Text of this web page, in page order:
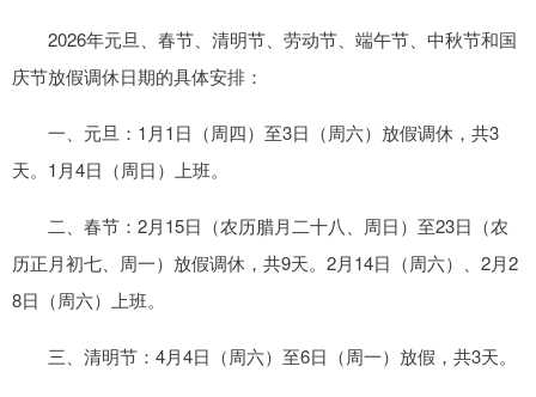
2026年元旦、春节、清明节、劳动节、端午节、中秋节和国
庆节放假调休日期的具体安排：
一、元旦：1月1日（周四）至3日（周六）放假调休，共3
天。1月4日（周日）上班。
二、春节：2月15日（农历腊月二十八、周日）至23日（农
历正月初七、周一）放假调休，共9天。2月14日（周六）、2月2
8日（周六）上班。
三、清明节：4月4日（周六）至6日（周一）放假，共3天。